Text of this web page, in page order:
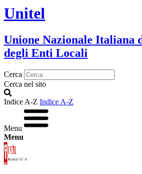
Unitel
Unione Nazionale Italiana
degli Enti Locali
Cerca
Cerca nel sito
Indice A-Z Indice A-Z
Menu
Menu